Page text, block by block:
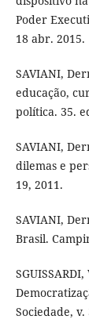
Poder
18 abr. 2015.
SAVIANI,
educação,
política. 35.
SAVIANI,
dilemas e
19, 2011.
SAVIANI,
Brasil.
Sociedade, v.